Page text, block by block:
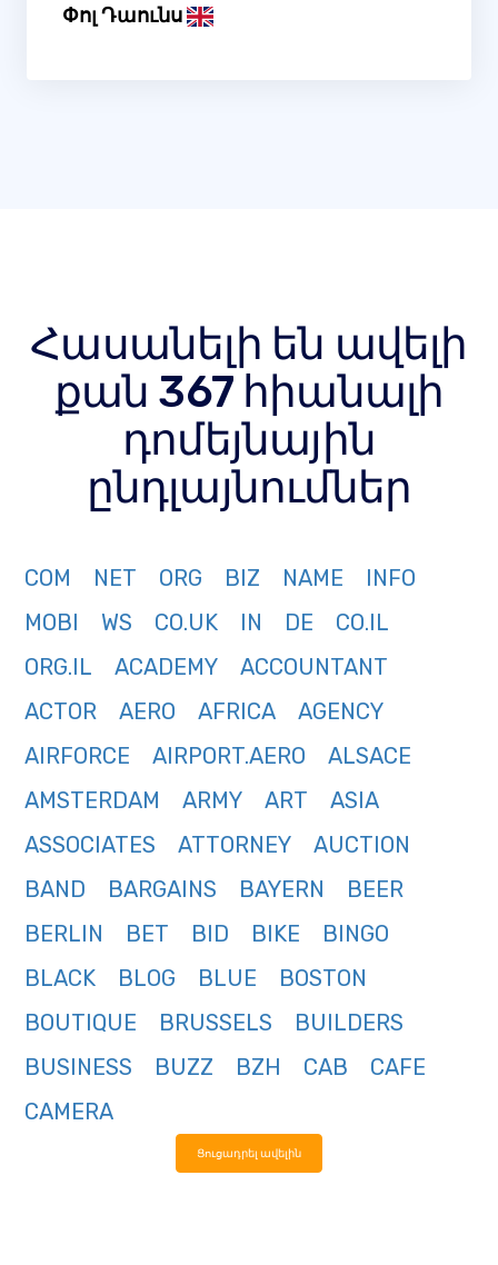
Փոլ Դաունս
Հասանելի են ավելի
քան 367 հիանալի
դոմեյնային
ընդլայնումներ
COM NET ORG BIZ NAME
INFO
MOBI
WS CO.UK IN DE
CO.IL
ORG.IL
ACADEMY
ACCOUNTANT
ACTOR
AERO AFRICA
AGENCY
AIRFORCE
AIRPORT.AERO
ALSACE
AMSTERDAM
ARMY ART
ASIA
ASSOCIATES
ATTORNEY
AUCTION
BAND
BARGAINS BAYERN
BEER
BERLIN
BET BID BIKE
BINGO
BLACK
BLOG BLUE
BOSTON
BOUTIQUE
BRUSSELS
BUILDERS
BUSINESS
BUZZ BZH CAB
CAFE
CAMERA
Ցուցադրել ավելին